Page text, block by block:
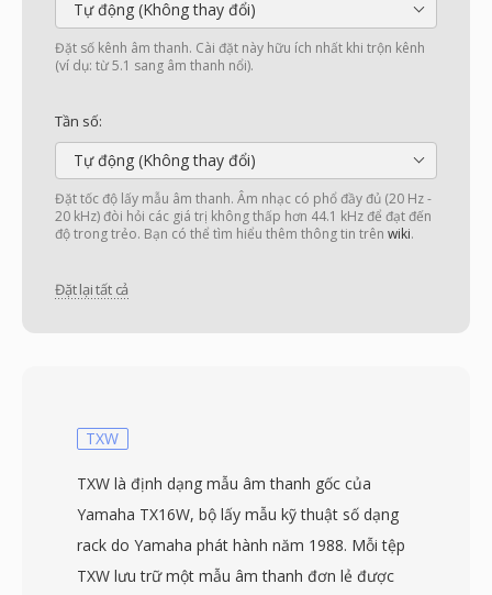
Tự động (Không thay đổi)
Đặt số kênh âm thanh. Cài đặt này hữu ích nhất khi trộn kênh
(ví dụ: từ 5.1 sang âm thanh nổi).
Tần số:
Tự động (Không thay đổi)
Đặt tốc độ lấy mẫu âm thanh. Âm nhạc có phổ đầy đủ (20 Hz -
20 kHz) đòi hỏi các giá trị không thấp hơn 44.1 kHz để đạt đến
độ trong trẻo. Bạn có thể tìm hiểu thêm thông tin trên wiki.
Đặt lại tất cả
TXW
TXW là định dạng mẫu âm thanh gốc của
Yamaha TX16W, bộ lấy mẫu kỹ thuật số dạng
rack do Yamaha phát hành năm 1988. Mỗi tệp
TXW lưu trữ một mẫu âm thanh đơn lẻ được